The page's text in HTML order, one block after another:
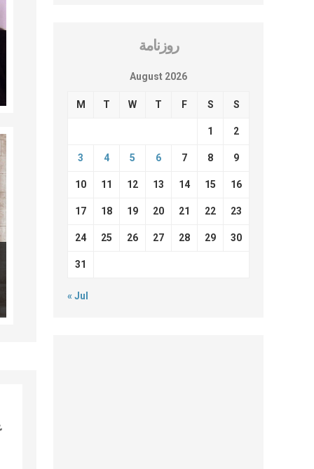
روزنامة
August 2026
M T W T F S S
1 2
3 4 5 6 7 8 9
10 11 12 13 14 15 16
17 18 19 20 21 22 23
24 25 26 27 28 29 30
31
« Jul